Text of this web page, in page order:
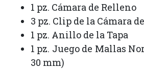
1 pz. Cámara de Relleno
3 pz. Clip de la Cámara
1 pz. Anillo de la Tapa
1 pz. Juego de Mallas
30 mm)